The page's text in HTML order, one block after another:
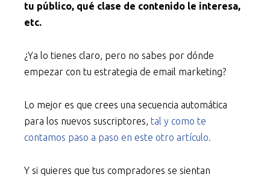
tu público, qué clase de contenido le interesa,
etc.
¿Ya lo tienes claro, pero no sabes por dónde
empezar con tu estrategia de email marketing?
Lo mejor es que crees una secuencia automática
para los nuevos suscriptores, tal y como te
contamos paso a paso en este otro artículo.
Y si quieres que tus compradores se sientan